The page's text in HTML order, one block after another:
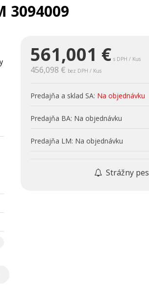
3094009
561,001 € s DPH / Kus
456,098 € bez DPH / Kus
Predajňa a sklad SA: Na objednávku
Predajňa BA: Na objednávku
Predajňa LM: Na objednávku
Strážny pes